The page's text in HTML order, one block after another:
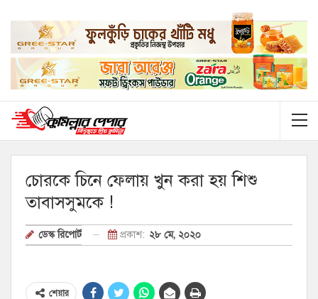
চোরকে চিনে ফেলায় খুন করা হয় শিশু
তাবাসসুমকে !
ডেস্ক রিপোর্ট প্রকাশ: ২৮ মে, ২০২০
শেয়ার